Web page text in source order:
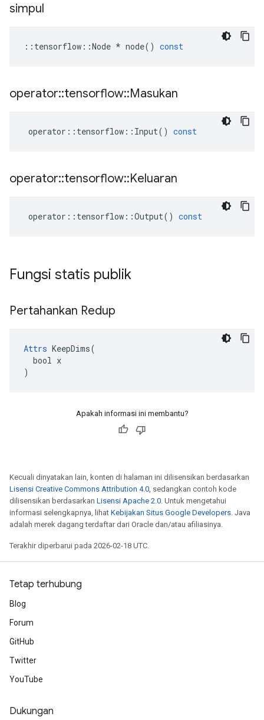
simpul
:: tensorflow ::Node * node() const
operator::tensorflow::Masukan
operator :: tensorflow :: Input() const
operator::tensorflow::Keluaran
operator :: tensorflow ::Output() const
Fungsi statis publik
Pertahankan Redup
Attrs KeepDims(
  bool x
)
Apakah informasi ini membantu?
Kecuali dinyatakan lain, konten di halaman ini dilisensikan berdasarkan
Lisensi Creative Commons Attribution 4.0, sedangkan contoh kode
dilisensikan berdasarkan Lisensi Apache 2.0. Untuk mengetahui
informasi selengkapnya, lihat Kebijakan Situs Google Developers. Java
adalah merek dagang terdaftar dari Oracle dan/atau afiliasinya.
Terakhir diperbarui pada 2026-02-18 UTC.
Tetap terhubung
Blog
Forum
GitHub
Twitter
YouTube
Dukungan